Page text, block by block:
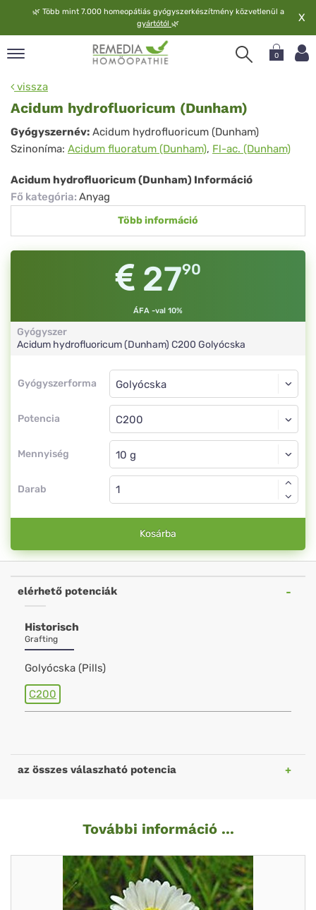
🌿 Több mint 7.000 homeopátiás gyógyszerkészítmény közvetlenül a
gyártótól 🌿 X
0
vissza
Acidum hydrofluoricum (Dunham)
Acidum
hydrofluoricum
(Dunham)
Gyógyszernév: Acidum hydrofluoricum (Dunham)
Szinoníma: Acidum fluoratum (Dunham), Fl-ac. (Dunham)
Acidum hydrofluoricum (Dunham) Információ
Fő kategória: Anyag
Több információ
2790
ÁFA -val 10%
Gyógyszer
Acidum hydrofluoricum (Dunham) C200 Golyócska
Gyógyszerforma
Gyógyszerforma
Potencia
Golyócska
C200
Mennyiség
Golyócska
Darab
Kosárba
elérhető potenciák
Historisch
Grafting
Golyócska (Pills)
C200
az összes válaszható potencia
További információ ...